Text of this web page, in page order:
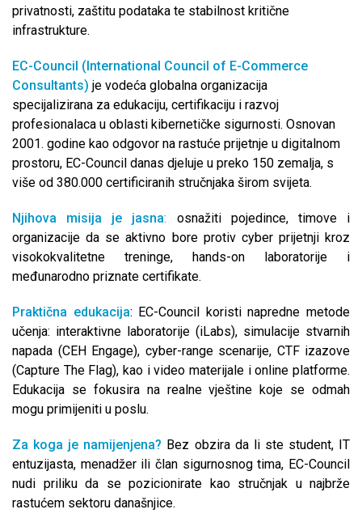
privatnosti, zaštitu podataka te stabilnost kritične
infrastrukture.
EC-Council (International Council of E-Commerce
Consultants) je vodeća globalna organizacija
specijalizirana za edukaciju, certifikaciju i razvoj
profesionalaca u oblasti kibernetičke sigurnosti. Osnovan
2001. godine kao odgovor na rastuće prijetnje u digitalnom
prostoru, EC-Council danas djeluje u preko 150 zemalja, s
više od 380.000 certificiranih stručnjaka širom svijeta.
Njihova misija je jasna: osnažiti pojedince, timove i
organizacije da se aktivno bore protiv cyber prijetnji kroz
visokokvalitetne treninge, hands-on laboratorije i
međunarodno priznate certifikate.
Praktična edukacija: EC-Council koristi napredne metode
učenja: interaktivne laboratorije (iLabs), simulacije stvarnih
napada (CEH Engage), cyber-range scenarije, CTF izazove
(Capture The Flag), kao i video materijale i online platforme.
Edukacija se fokusira na realne vještine koje se odmah
mogu primijeniti u poslu.
Za koga je namijenjena? Bez obzira da li ste student, IT
entuzijasta, menadžer ili član sigurnosnog tima, EC-Council
nudi priliku da se pozicionirate kao stručnjak u najbrže
rastućem sektoru današnjice.